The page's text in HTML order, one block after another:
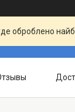
оброблено